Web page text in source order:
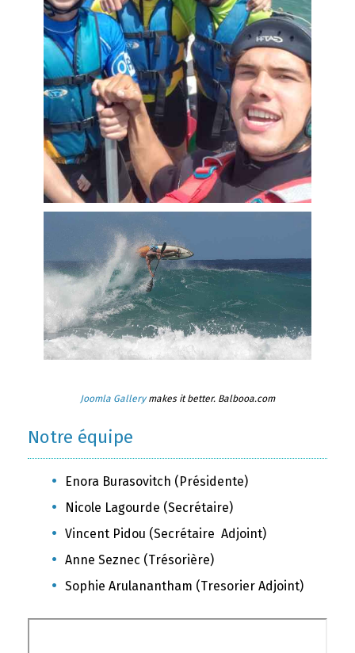
Joomla Gallerymakes it better. Balbooa.com
Notre équipe
Enora Burasovitch (Présidente)
Nicole Lagourde (Secrétaire)
Vincent Pidou (Secrétaire Adjoint)
Anne Seznec (Trésorière)
Sophie Arulanantham (Tresorier Adjoint)